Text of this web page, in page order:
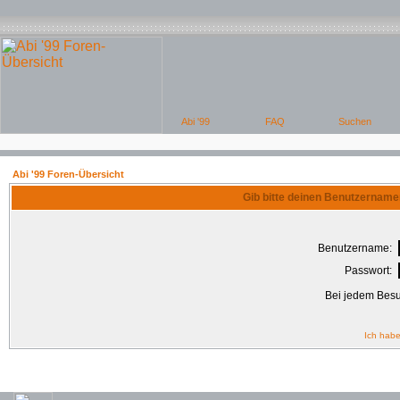
Abi '99 Foren-Übersicht
Gib bitte deinen
Benutzername:
Passwort:
Bei jedem
Ich